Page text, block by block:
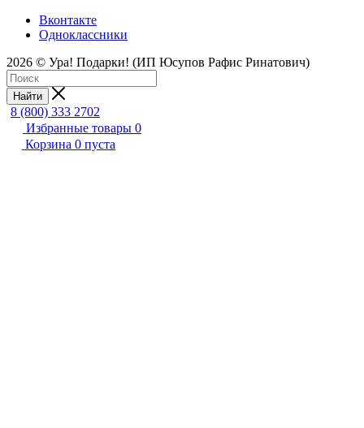
Вконтакте
Одноклассники
2026 © Ура! Подарки! (ИП Юсупов Рафис Ринатович)
Найти
8 (800) 333 2702
Избранные товары 0
Корзина 0 пуста